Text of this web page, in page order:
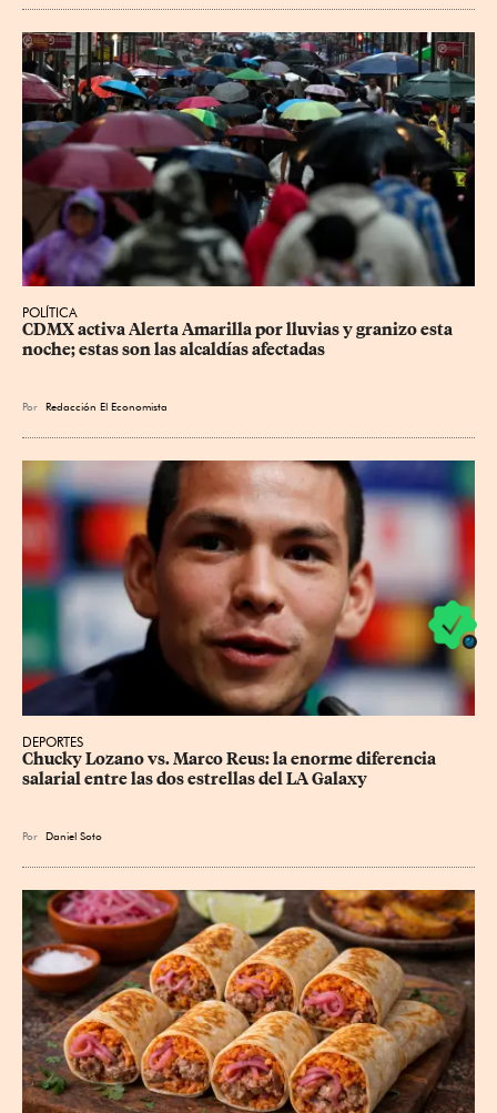
POLÍTICA
CDMX activa Alerta Amarilla por lluvias y granizo esta
noche; estas son las alcaldías afectadas
Por Redacción El Economista
DEPORTES
Chucky Lozano vs. Marco Reus: la enorme diferencia
salarial entre las dos estrellas del LA Galaxy
Por Daniel Soto